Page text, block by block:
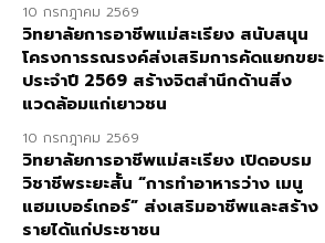
10 กรกฎาคม 2569
วิทยาลัยการอาชีพแม่สะเรียง สนับสนุน
โครงการรณรงค์ส่งเสริมการคัดแยกขยะ
ประจำปี 2569 สร้างจิตสำนึกด้านสิ่ง
แวดล้อมแก่เยาวชน
10 กรกฎาคม 2569
วิทยาลัยการอาชีพแม่สะเรียง เปิดอบรม
วิชาชีพระยะสั้น “การทำอาหารว่าง เมนู
แฮมเบอร์เกอร์” ส่งเสริมอาชีพและสร้าง
รายได้แก่ประชาชน